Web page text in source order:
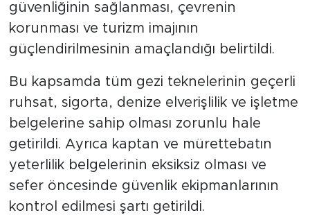
güvenliğinin sağlanması, çevrenin
korunması ve turizm imajının
güçlendirilmesinin amaçlandığı belirtildi.
Bu kapsamda tüm gezi teknelerinin geçerli
ruhsat, sigorta, denize elverişlilik ve işletme
belgelerine sahip olması zorunlu hale
getirildi. Ayrıca kaptan ve mürettebatın
yeterlilik belgelerinin eksiksiz olması ve
sefer öncesinde güvenlik ekipmanlarının
kontrol edilmesi şartı getirildi.